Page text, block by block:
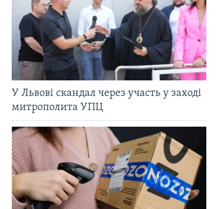
У Львові скандал через участь у заході
митрополита УПЦ